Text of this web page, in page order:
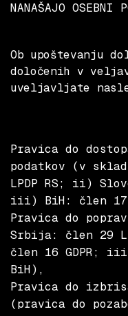
NANAŠAJO OSEBNI
Ob upoštevanju
določenih v
uveljavljate
Pravica do
podatkov (v
LPDP RS; ii)
iii) BiH: člen 17
Pravica do
Srbija: člen 29
člen 16 GDPR;
BiH),
Pravica do
(pravica do